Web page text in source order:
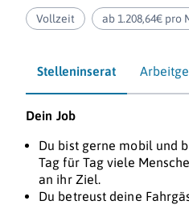
Vollzeit ab 1.208,64€ pro
Stelleninserat
Dein Job
Du bist gerne mobil und
Tag für Tag viele
an ihr Ziel.
Du betreust deine